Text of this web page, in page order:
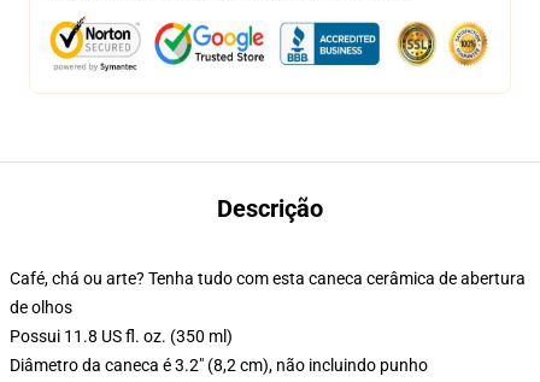
Descrição
Café, chá ou arte? Tenha tudo com esta caneca cerâmica de abertura
de olhos
Possui 11.8 US fl. oz. (350 ml)
Diâmetro da caneca é 3.2" (8,2 cm), não incluindo punho